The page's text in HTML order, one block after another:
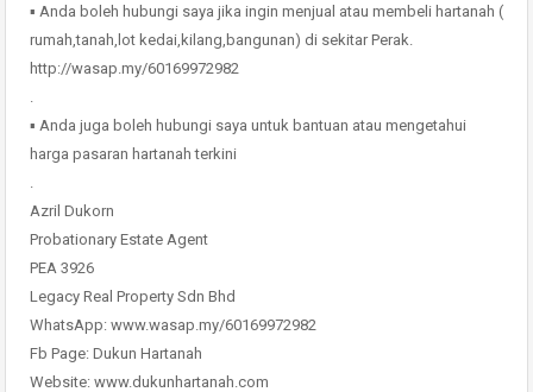
▪ Anda boleh hubungi saya jika ingin menjual atau membeli hartanah (
rumah,tanah,lot kedai,kilang,bangunan) di sekitar Perak.
http://wasap.my/60169972982
▪ Anda juga boleh hubungi saya untuk bantuan atau mengetahui
harga pasaran hartanah terkini
Azril Dukorn
Probationary Estate Agent
PEA 3926
Legacy Real Property Sdn Bhd
WhatsApp: www.wasap.my/60169972982
Fb Page: Dukun Hartanah
Website: www.dukunhartanah.com